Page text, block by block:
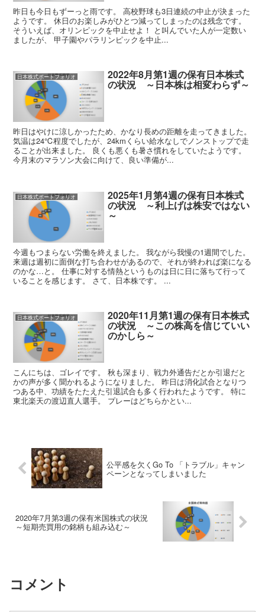
昨日も今日もずーっと雨です。 高校野球も3日連続の中止が決まった
ようです。 休日のお楽しみがひとつ減ってしまったのは残念です。
そういえば、オリンピックを中止せよ！ と叫んでいた人が一定数い
ましたが、 甲子園やパラリンピックを中止...
日本株式ポートフォリオ 2022年8月第1週の保有日本株式
の状況 ～日本株は相変わらず～
昨日はやけに涼しかったため、かなり長めの距離を走ってきました。
気温は24℃程度でしたが、24kmくらい給水なしでノンストップで走
ることが出来ました。 良くも悪くも暑さ慣れをしていたようです。
今月末のマラソン大会に向けて、良い準備が...
日本株式ポートフォリオ 2025年1月第4週の保有日本株式
の状況 ～利上げは株安ではない
～
今週もつまらない労働を終えました。 我ながら我慢の1週間でした。
来週は週初に面倒な打ち合わせがあるので、それが終われば楽になる
のかな…と。 仕事に対する情熱というものは日に日に落ちて行って
いることを感じます。 さて、日本株です。 ...
日本株式ポートフォリオ 2020年11月第1週の保有日本株式
の状況 ～この株高を信じていい
のかしら～
こんにちは、ゴレイです。 秋も深まり、戦力外通告だとか引退だと
かの声が多く聞かれるようになりました。 昨日は消化試合となりつ
つある中、功績をたたえた引退試合も多く行われたようです。 特に
東北楽天の渡辺直人選手。 プレーはどちらかとい...
公平感を欠くGo To 「トラブル」キャン
ペーンとなってしまいました
2020年7月第3週の保有米国株式の状況
～短期売買用の銘柄も組み込む～
コメント